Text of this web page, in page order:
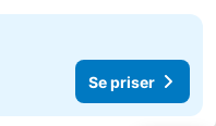
Se priser